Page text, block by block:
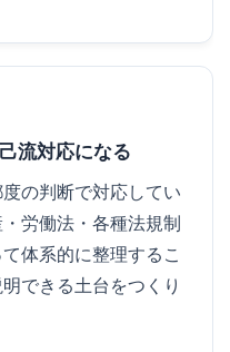
流対応になる
の判断で対応してい
労働法・各種法規制
体系的に整理するこ
できる土台をつくり